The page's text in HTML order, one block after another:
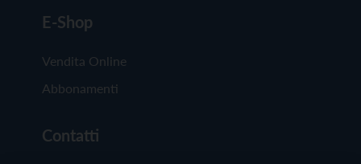
E-Shop
Vendita Online
Abbonamenti
Contatti